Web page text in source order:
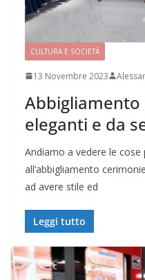
CULTURA E SOCIETÀ
13 Novembre 2023
Abbigliamento
eleganti e da
Andiamo a vedere le
all’abbigliamento
ad avere stile ed
Leggi tutto